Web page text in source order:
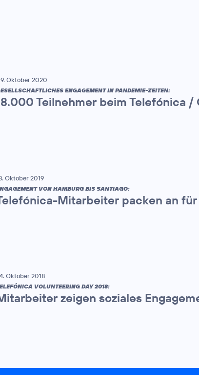
Oktober 2020
ENGAGEMENT IN PANDEMIE-ZEITEN:
Teilnehmer beim Telefónica /
Oktober 2019
VON HAMBURG BIS SANTIAGO:
Mitarbeiter packen an
Oktober 2018
VOLUNTEERING DAY 2018:
zeigen soziales